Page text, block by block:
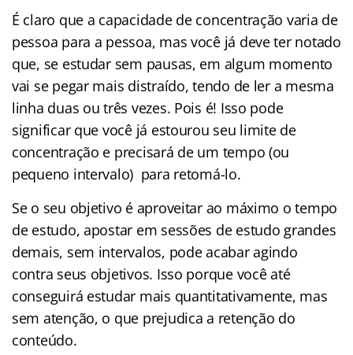
É claro que a capacidade de concentração varia de
pessoa para a pessoa, mas você já deve ter notado
que, se estudar sem pausas, em algum momento
vai se pegar mais distraído, tendo de ler a mesma
linha duas ou três vezes. Pois é! Isso pode
significar que você já estourou seu limite de
concentração e precisará de um tempo (ou
pequeno intervalo) para retomá-lo.
Se o seu objetivo é aproveitar ao máximo o tempo
de estudo, apostar em sessões de estudo grandes
demais, sem intervalos, pode acabar agindo
contra seus objetivos. Isso porque você até
conseguirá estudar mais quantitativamente, mas
sem atenção, o que prejudica a retenção do
conteúdo.